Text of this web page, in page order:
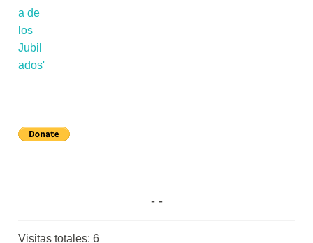
Visitas totales:6